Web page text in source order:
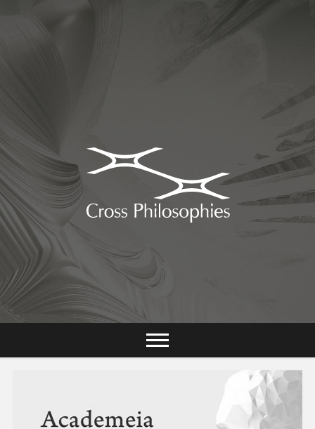
クロス・フィロソ
フィーズ株式会社
日本初、哲学コンサルティング企業